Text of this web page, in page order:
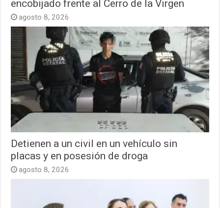
encobijado frente al Cerro de la Virgen
agosto 8, 2026
Detienen a un civil en un vehículo sin
placas y en posesión de droga
agosto 8, 2026